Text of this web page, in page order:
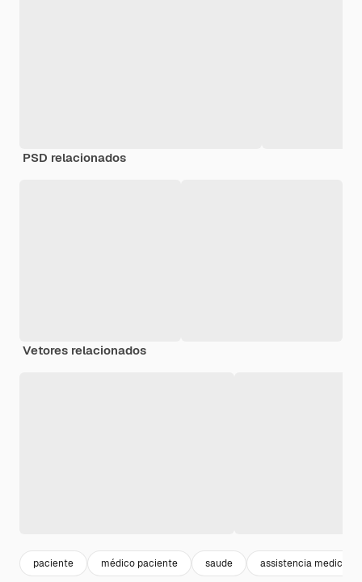
PSD relacionados
Vetores relacionados
paciente médico paciente saude assistencia medica